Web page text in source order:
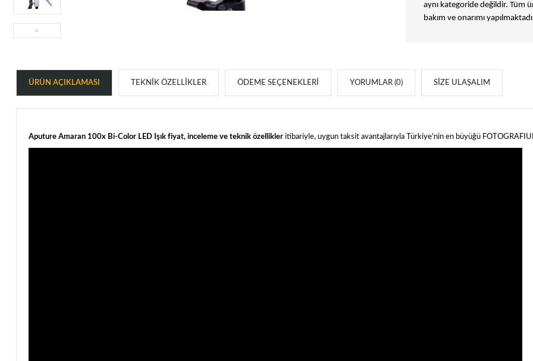
aynı kategoride değildir. Tüm
bakım ve onarımı
ÜRÜN AÇIKLAMASI TEKNIK ÖZELLIKLER ÖDEME SEÇENEKLERI YORUMLAR (0) SIZE ULAŞALIM
Aputure Amaran 100x Bi-Color LED Işık fiyat, inceleme ve teknik özellikleritibariyle, uygun taksit avantajlarıyla Türkiye'nin en büyüğü